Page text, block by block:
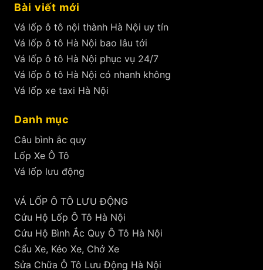
Bài viết mới
Vá lốp ô tô nội thành Hà Nội uy tín
Vá lốp ô tô Hà Nội bao lâu tới
Vá lốp ô tô Hà Nội phục vụ 24/7
Vá lốp ô tô Hà Nội có nhanh không
Vá lốp xe taxi Hà Nội
Danh mục
Câu bình ắc quy
Lốp Xe Ô Tô
Vá lốp lưu động
VÁ LỐP Ô TÔ LƯU ĐỘNG
Cứu Hộ Lốp Ô Tô Hà Nội
Cứu Hộ Bình Ắc Quy Ô Tô Hà Nội
Cẩu Xe, Kéo Xe, Chở Xe
Sửa Chữa Ô Tô Lưu Động Hà Nội